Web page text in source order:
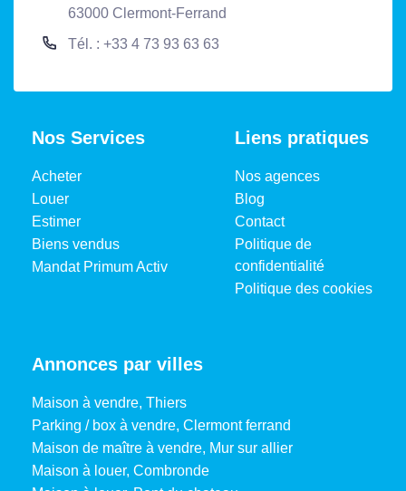
63000 Clermont-Ferrand
Tél. : +33 4 73 93 63 63
Nos Services
Acheter
Louer
Estimer
Biens vendus
Mandat Primum Activ
Liens pratiques
Nos agences
Blog
Contact
Politique de
confidentialité
Politique des cookies
Annonces par villes
Maison à vendre, Thiers
Parking / box à vendre, Clermont ferrand
Maison de maître à vendre, Mur sur allier
Maison à louer, Combronde